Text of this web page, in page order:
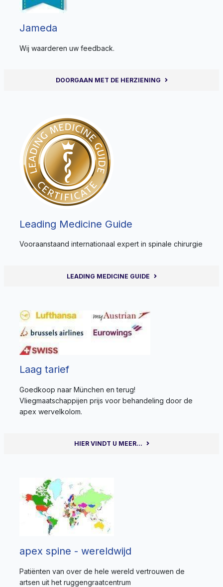
Jameda
Wij waarderen uw feedback.
DOORGAAN MET DE HERZIENING
Leading Medicine Guide
Vooraanstaand internationaal expert in spinale chirurgie
LEADING MEDICINE GUIDE
Laag tarief
Goedkoop naar München en terug!
Vliegmaatschappijen prijs voor behandeling door de
apex wervelkolom.
HIER VINDT U MEER...
apex spine - wereldwijd
Patiënten van over de hele wereld vertrouwen de
artsen uit het ruggengraatcentrum